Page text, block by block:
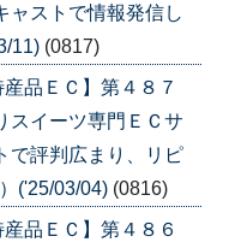
ストで情報発信し
11) (0817)
品ＥＣ】第４８７
イーツ専門ＥＣサ
評判広まり、リピ
('25/03/04) (0816)
品ＥＣ】第４８６